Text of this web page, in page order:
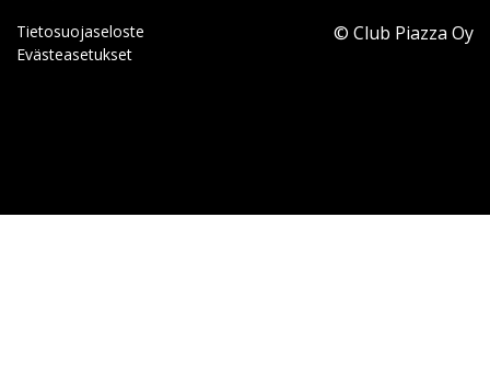
Tietosuojaseloste
Evästeasetukset
© Club Piazza Oy